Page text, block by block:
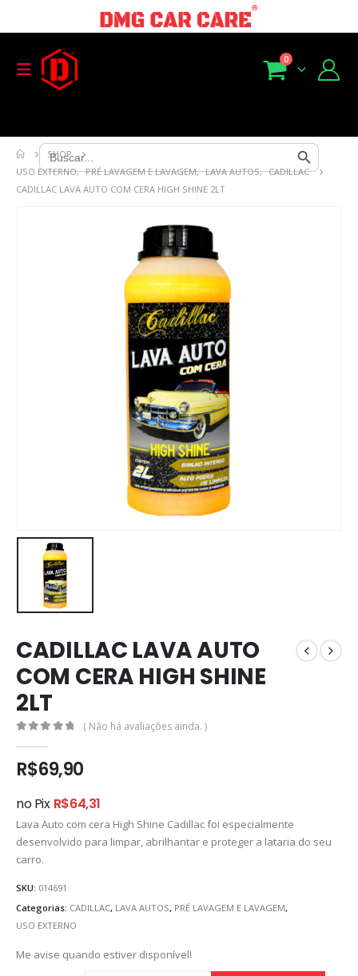
Search
for:
Search Button
0
SHOP
USO EXTERNO, PRÉ LAVAGEM E LAVAGEM, LAVA AUTOS, CADILLAC
CADILLAC LAVA AUTO COM CERA HIGH SHINE 2LT
CADILLAC LAVA AUTO
COM CERA HIGH SHINE
2LT
( Não há avaliações ainda. )
R$69,90
no Pix R$64,31
Lava Auto com cera High Shine Cadillac foi especialmente
desenvolvido para limpar, abrilhantar e proteger a lataria do seu
carro.
SKU: 014691
Categorias: CADILLAC, LAVA AUTOS, PRÉ LAVAGEM E LAVAGEM,
USO EXTERNO
Me avise quando estiver disponível!